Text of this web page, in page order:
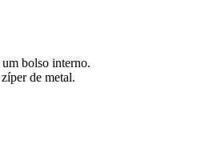
bolso interno.
de metal.